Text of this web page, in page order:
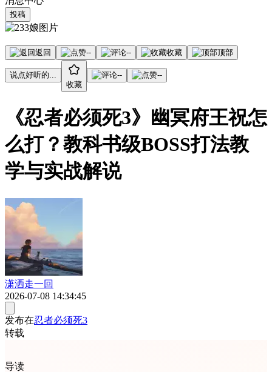
投稿
返回 -- -- 收藏 顶部
说点好听的...
收藏
-- --
《忍者必须死3》幽冥府王祝怎
么打？教科书级BOSS打法教
学与实战解说
潇洒走一回
2026-07-08 14:34:45
发布在忍者必须死3
转载
导读